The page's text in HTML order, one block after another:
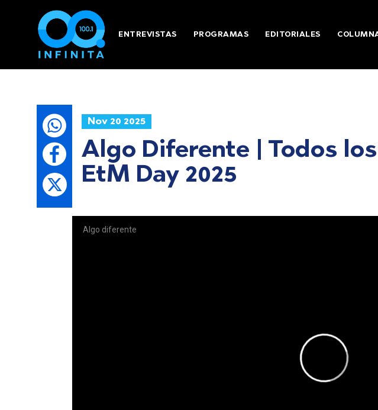
ENTREVISTAS PROGRAMAS EDITORIALES
Nov 20 2025
Algo Diferente | Todos
EtM Day 2025